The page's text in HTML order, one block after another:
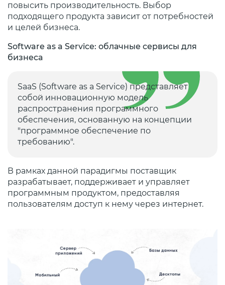
повысить производительность. Выбор
подходящего продукта зависит от потребностей
и целей бизнеса.
Software as a Service: облачные сервисы для
бизнеса
SaaS (Software as a Service) представляет
собой инновационную модель
распространения программного
обеспечения, основанную на концепции
"программное обеспечение по
требованию".
В рамках данной парадигмы поставщик
разрабатывает, поддерживает и управляет
программным продуктом, предоставляя
пользователям доступ к нему через интернет.